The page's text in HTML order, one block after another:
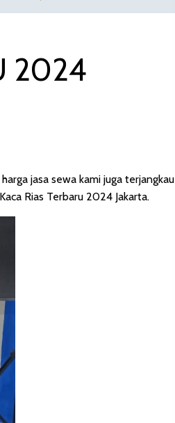
2024
jasa sewa kami juga terjangkau
Rias Terbaru 2024 Jakarta.